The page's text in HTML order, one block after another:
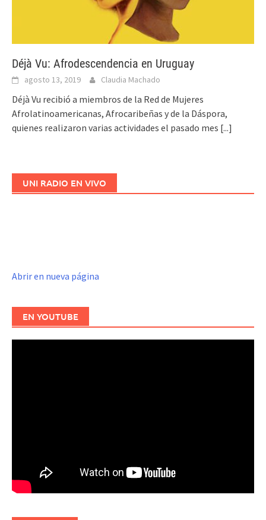
Déjà Vu: Afrodescendencia en Uruguay
agosto 13, 2019 Claudia Machado
Déjà Vu recibió a miembros de la Red de Mujeres
Afrolatinoamericanas, Afrocaribeñas y de la Dáspora,
quienes realizaron varias actividades el pasado mes [...]
UNI RADIO EN VIVO
Abrir en nueva página
EN YOUTUBE